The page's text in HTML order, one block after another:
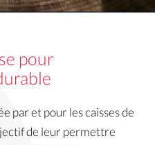
pour
par et pour les caisses de
de leur permettre